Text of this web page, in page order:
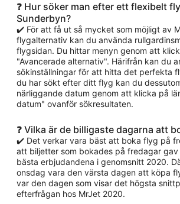
❓ Hur söker man efter ett flexibelt
Sunderbyn?
✔️ För att få ut så mycket som möjligt av
flygalternativ kan du använda
flygsidan. Du hittar menyn genom att
"Avancerade alternativ". Härifrån kan du
sökinställningar för att hitta det perfekta
du har sökt efter ditt flyg kan du
närliggande datum genom att klicka på
datum" ovanför sökresultaten.
❓ Vilka är de billigaste dagarna att
✔️ Det verkar vara bäst att boka flyg på
att biljetter som bokades på fredagar gav
bästa erbjudandena i genomsnitt 2020.
onsdag vara den värsta dagen att köpa
var den dagen som visar det högsta
efterfrågan hos MrJet 2020.